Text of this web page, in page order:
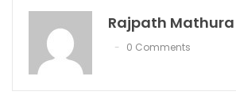
Rajpath Mathura
0 Comments